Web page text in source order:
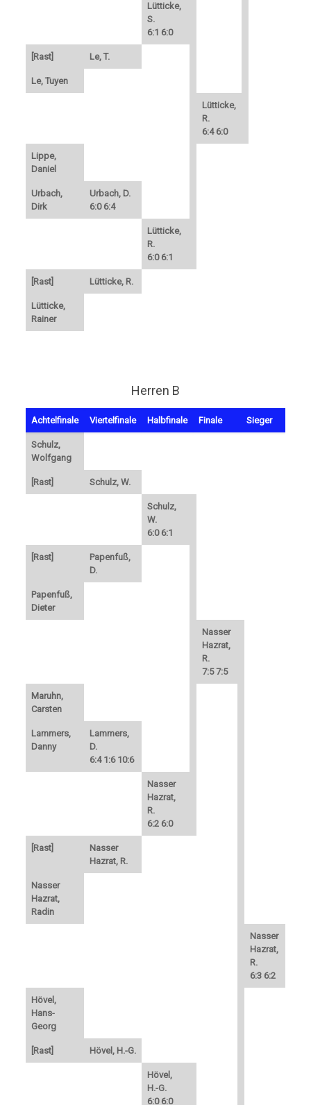
Lütticke,
S.
6:1 6:0
[Rast] Le, T.
Le, Tuyen
Lütticke,
R.
6:4 6:0
Lippe,
Daniel
Urbach,
Dirk
Urbach, D.
6:0 6:4
Lütticke,
R.
6:0 6:1
[Rast] Lütticke, R.
Lütticke,
Rainer
Herren B
Achtelfinale Viertelfinale Halbfinale Finale Sieger
Schulz,
Wolfgang
[Rast] Schulz, W.
Schulz,
W.
6:0 6:1
[Rast]
Papenfuß,
D.
Papenfuß,
Dieter
Nasser
Hazrat,
R.
7:5 7:5
Maruhn,
Carsten
Lammers,
Danny
Lammers,
D.
6:4 1:6 10:6
Nasser
Hazrat,
R.
6:2 6:0
[Rast]
Nasser
Hazrat, R.
Nasser
Hazrat,
Radin
Nasser
Hazrat,
R.
6:3 6:2
Hövel,
Hans-
Georg
[Rast] Hövel, H.-G.
Hövel,
H.-G.
6:0 6:0